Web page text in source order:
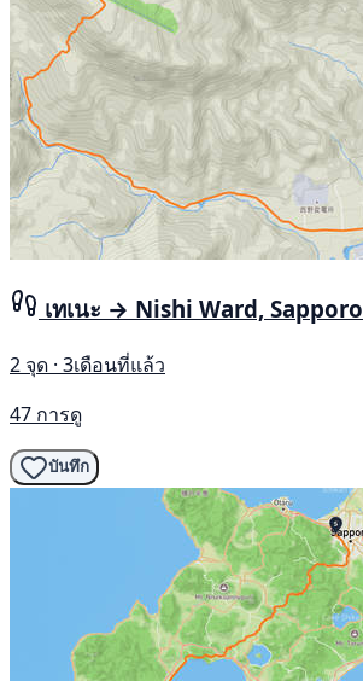
เทเนะ → Nishi Ward, Sapporo
2 จุด · 3เดือนที่แล้ว
47 การดู
บันทึก